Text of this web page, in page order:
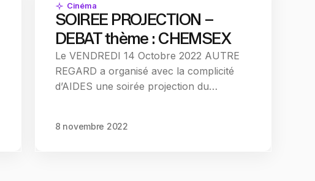
Cinéma
SOIREE PROJECTION –
DEBAT thème : CHEMSEX
Le VENDREDI 14 Octobre 2022 AUTRE
REGARD a organisé avec la complicité
d’AIDES une soirée projection du…
8 novembre 2022